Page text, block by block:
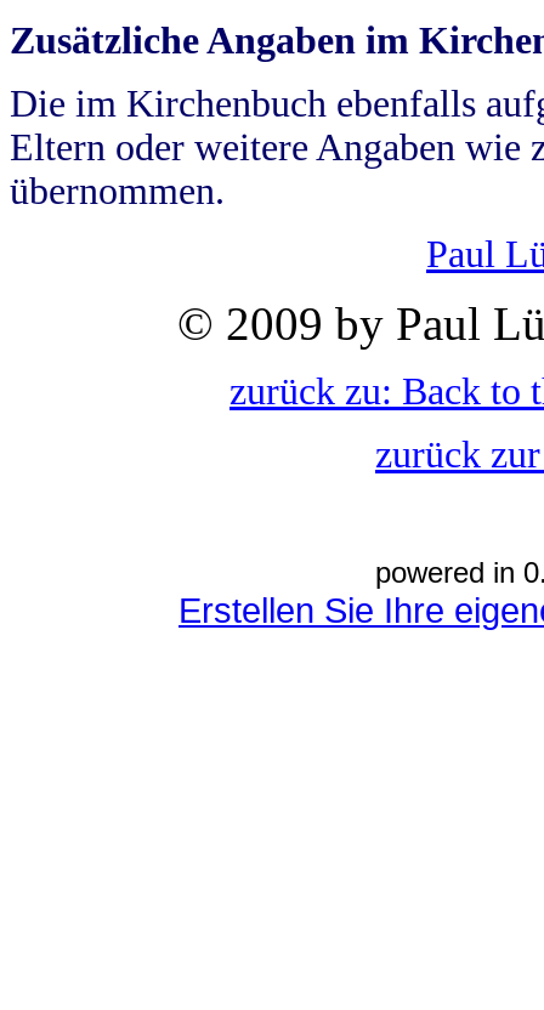
Zusätzliche Angaben im
Die im Kirchenbuch ebenfalls
Eltern oder weitere Angaben wie
übernommen.
Paul
© 2009 by Paul
zurück zu: Back to
zurück
powered in
Erstellen Sie Ihre